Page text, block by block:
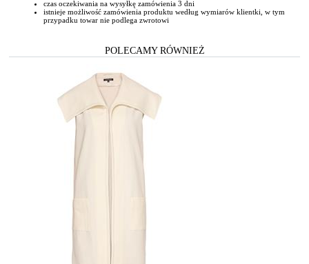
czas oczekiwania na wysyłkę zamówienia 3 dni
istnieje możliwość zamówienia produktu według wymiarów klientki, w tym
przypadku towar nie podlega zwrotowi
POLECAMY RÓWNIEŻ